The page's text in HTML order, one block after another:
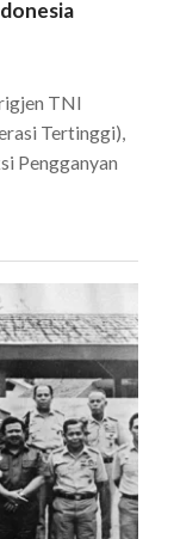
TNI
Tertinggi),
Pengganyan